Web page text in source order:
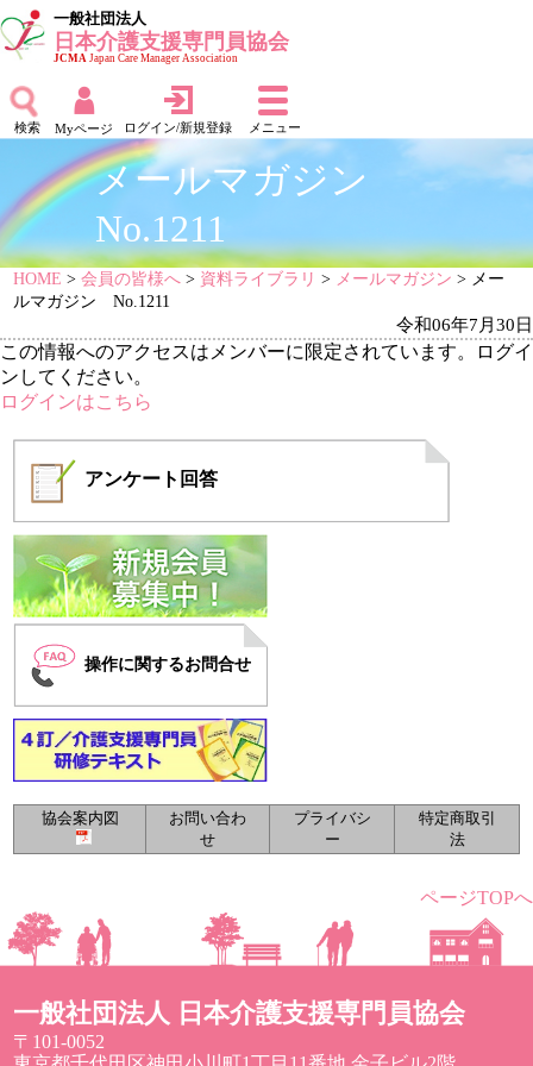
一般社団法人
日本介護支援専門員協会
JCMAJapan Care Manager Association
検索 Myページ ログイン/新規登録 メニュー
メールマガジン
No.1211
HOME >会員の皆様へ > 資料ライブラリ > メールマガジン > メー
ルマガジン No.1211
令和06年7月30日
この情報へのアクセスはメンバーに限定されています。ログイ
ンしてください。
ログインはこちら
アンケート 回答
操作に関するお問合せ
ページTOPへ
一般社団法人 日本介護支援専門員協会
〒101-0052
協会案内図
お問い合わ
せ
プライバシ
ー
特定商取引
法